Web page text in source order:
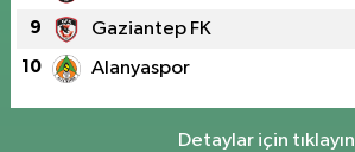
9 Gaziantep FK
10 Alanyaspor
Detaylar için tıklayın